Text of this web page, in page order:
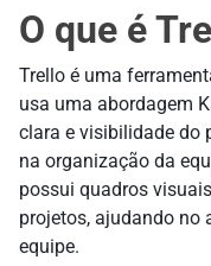
O que é
Trello é uma
usa uma abordagem
clara e visibilidade do
na organização da
possui quadros
projetos, ajudando no
equipe.